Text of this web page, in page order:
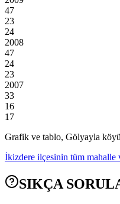
47
23
24
2008
47
24
23
2007
33
16
17
Grafik ve tablo, Gölyayla
İkizdere ilçesinin tüm
SIKÇA